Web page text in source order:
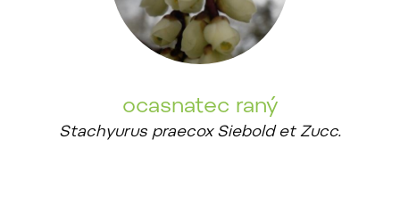
ocasnatec raný
Stachyurus praecox Siebold et Zucc.